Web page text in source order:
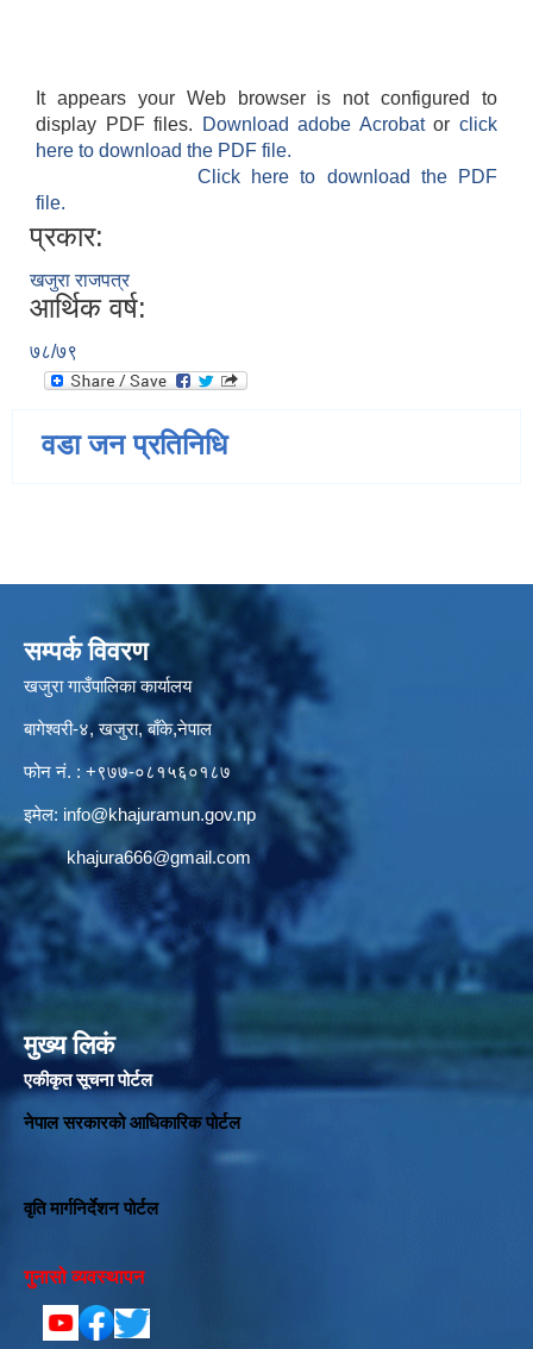
It appears your Web browser is not configured to
display PDF files.
Download adobe Acrobatorclick
here to download the PDF file.
Click here to download the PDF
file.
प्रकार:
खजुरा राजपत्र
आर्थिक वर्ष:
७८/७९
वडा जन प्रतिनिधि
सम्पर्क विवरण
खजुरा गाउँपालिका कार्यालय
बागेश्वरी-४, खजुरा, बाँके,नेपाल
फोन नं. : +९७७-०८१५६०१८७
इमेल: info@khajuramun.gov.np
khajura666@gmail.com
मुख्य लिकं
एकीकृत सूचना पोर्टल
नेपाल सरकारको आधिकारिक पोर्टल
वृति मार्गनिर्देशन पोर्टल
गुनासो व्यवस्थापन